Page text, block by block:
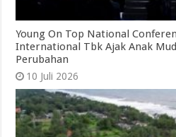
Young On Top National
International Tbk Ajak Anak
Perubahan
10 Juli 2026